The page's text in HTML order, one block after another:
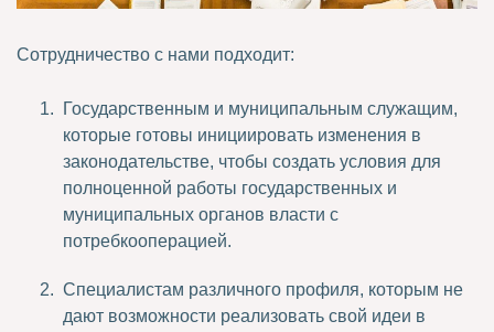
Сотрудничество с нами подходит:
Государственным и муниципальным служащим,
которые готовы инициировать изменения в
законодательстве, чтобы создать условия для
полноценной работы государственных и
муниципальных органов власти с
потребкооперацией.
Специалистам различного профиля, которым не
дают возможности реализовать свой идеи в